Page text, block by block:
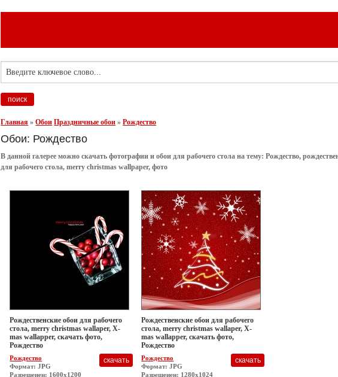
Главная »Обои Праздничные обои »Рождество
Обои: Рождество
В данной галерее можно скачать фотографии и обои для рабочего стола на тему: Рождество,
для рабочего стола, merry christmas wallpaper, фото
Рождественские обои для рабочего
стола, merry christmas wallaper, X-
mas wallapper, скачать фото,
Рождество
Рождество
Формат: JPG
Разрешеиен: 1600x1200
Рождественские обои для рабочего
стола, merry christmas wallaper, X-
mas wallapper, скачать фото,
Рождество
Рождество
Формат: JPG
Разрешеиен: 1280x1024